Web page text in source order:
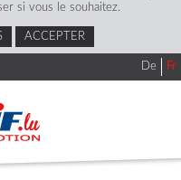
si vous le souhaitez.
ACCEPTER
De Fr